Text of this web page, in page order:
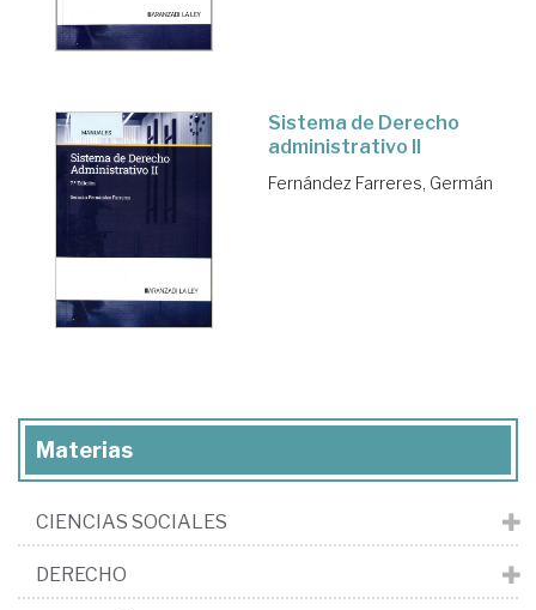
Sistema de Derecho
administrativo II
Fernández Farreres, Germán
Materias
CIENCIAS SOCIALES
DERECHO